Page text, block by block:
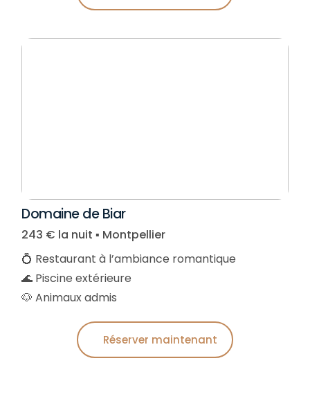
Domaine de Biar
243 € la nuit ▪︎ Montpellier
💍 Restaurant à l’ambiance romantique
🌊 Piscine extérieure
🐶 Animaux admis
Réserver maintenant